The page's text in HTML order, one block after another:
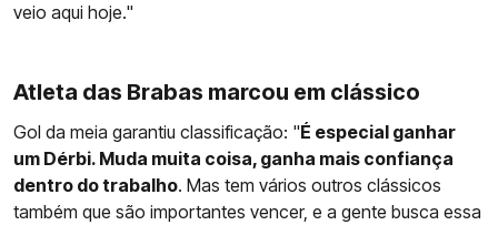
veio aqui hoje."
Atleta das Brabas marcou em clássico
Gol da meia garantiu classificação: "É especial ganhar
um Dérbi. Muda muita coisa, ganha mais confiança
dentro do trabalho. Mas tem vários outros clássicos
também que são importantes vencer, e a gente busca essa